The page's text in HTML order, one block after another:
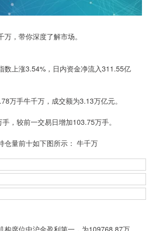
，带你深度了解市场。
上涨3.54%，日内资金净流入311.55亿
手牛千万，成交额为3.13万亿元。
较前一交易日增加103.75万手。
量前十如下图所示： 牛千万
席位中沪金盈利第一，为109768.87万